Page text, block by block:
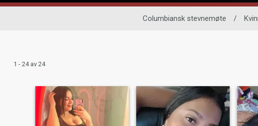
Columbiansk stevnemøte /
1 - 24 av 24